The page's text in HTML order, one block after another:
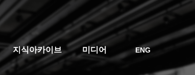
지식아카이브 미디어 ENG